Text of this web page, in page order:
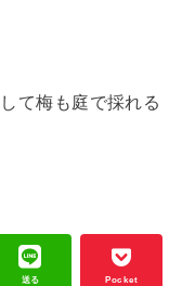
て梅も庭で採れる
送る Pocket